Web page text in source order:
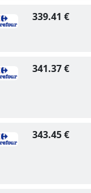
339.41 €
341.37 €
343.45 €